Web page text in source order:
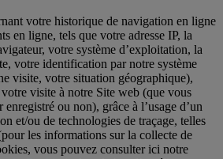
votre historique de navigation en ligne
en ligne, tels que votre adresse IP, la
votre système d’exploitation, la
votre identification par notre système
visite, votre situation géographique),
visite à notre Site web (que vous
ou non), grâce à l’usage d’un
et/ou de technologies de traçage, telles
les informations sur la collecte de
vous pouvez consulter ici notre